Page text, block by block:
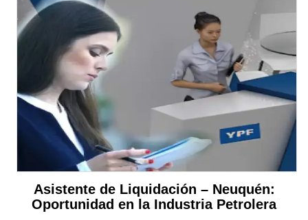
Asistente de Liquidación – Neuquén:
Oportunidad en la Industria Petrolera